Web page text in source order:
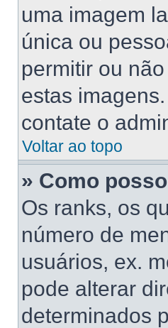
uma imagem
única ou
permitir ou
estas
contate o
Voltar ao topo
» Como
Os ranks, os
número de
usuários, ex.
pode alterar
determinados